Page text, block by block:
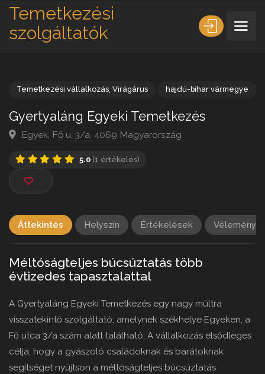
Temetkezési
szolgáltatók
Gyertyaláng Egyeki Temetkezés
Áttekintés Helyszín Értékelések Vélemény
Méltóságteljes búcsúztatás több
évtizedes tapasztalattal
A Gyertyaláng Egyeki Temetkezés egy nagy múltra
visszatekintő szolgáltató, amelynek székhelye Egyeken, a
Fő utca 3/a szám alatt található. A vállalkozás elsődleges
célja, hogy a gyászoló családoknak és barátoknak
segítséget nyújtson a méltóságteljes búcsúztatás